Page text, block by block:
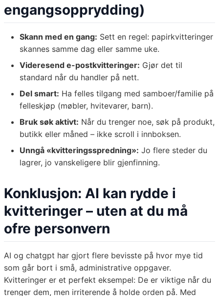
engangsopprydding)
Skann med en gang: Sett en regel: papirkvitteringer
skannes samme dag eller samme uke.
Videresend e-postkvitteringer: Gjør det til
standard når du handler på nett.
Del smart: Ha felles tilgang med samboer/familie på
felleskjøp (møbler, hvitevarer, barn).
Bruk søk aktivt: Når du trenger noe, søk på produkt,
butikk eller måned – ikke scroll i innboksen.
Unngå «kvitteringsspredning»: Jo flere steder du
lagrer, jo vanskeligere blir gjenfinning.
Konklusjon: AI kan rydde i
kvitteringer – uten at du må
ofre personvern
AI og chatgpt har gjort flere bevisste på hvor mye tid
som går bort i små, administrative oppgaver.
Kvitteringer er et perfekt eksempel: De er viktige når du
trenger dem, men irriterende å holde orden på. Med